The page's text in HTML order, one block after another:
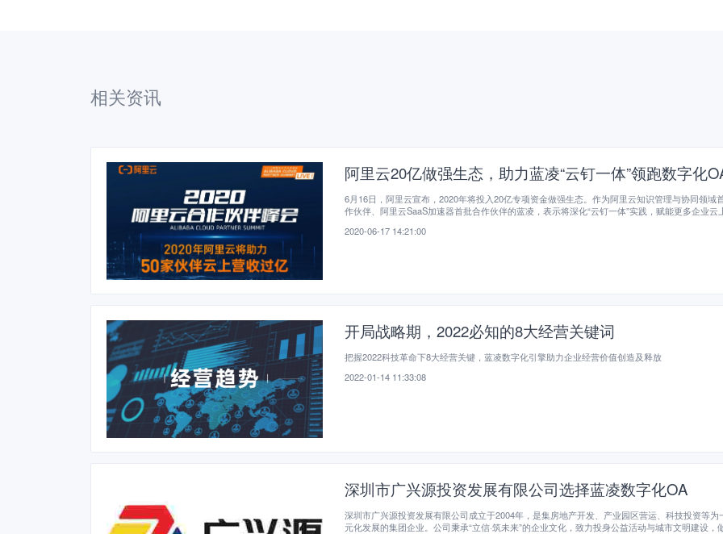
相关资讯
阿里云20亿做强生态，助力蓝凌“云钉一体”领跑数字化
6月16日，阿里云宣布，2020年将投入20亿专项资金做强生态。作为阿里云知识管理与协同领域
作伙伴、阿里云SaaS加速器首批合作伙伴的蓝凌，表示将深化“云钉一体”实践，赋能更多企业云
2020-06-17 14:21:00
开局战略期，2022必知的8大经营关键词
把握2022科技革命下8大经营关键，蓝凌数字化引擎助力企业经营价值创造及释放
2022-01-14 11:33:08
深圳市广兴源投资发展有限公司选择蓝凌数字化OA
深圳市广兴源投资发展有限公司成立于2004年，是集房地产开发、产业园区营运、科技投资等为
元化发展的集团企业。公司秉承“立信·筑未来”的企业文化，致力投身公益活动与城市文明建设，做